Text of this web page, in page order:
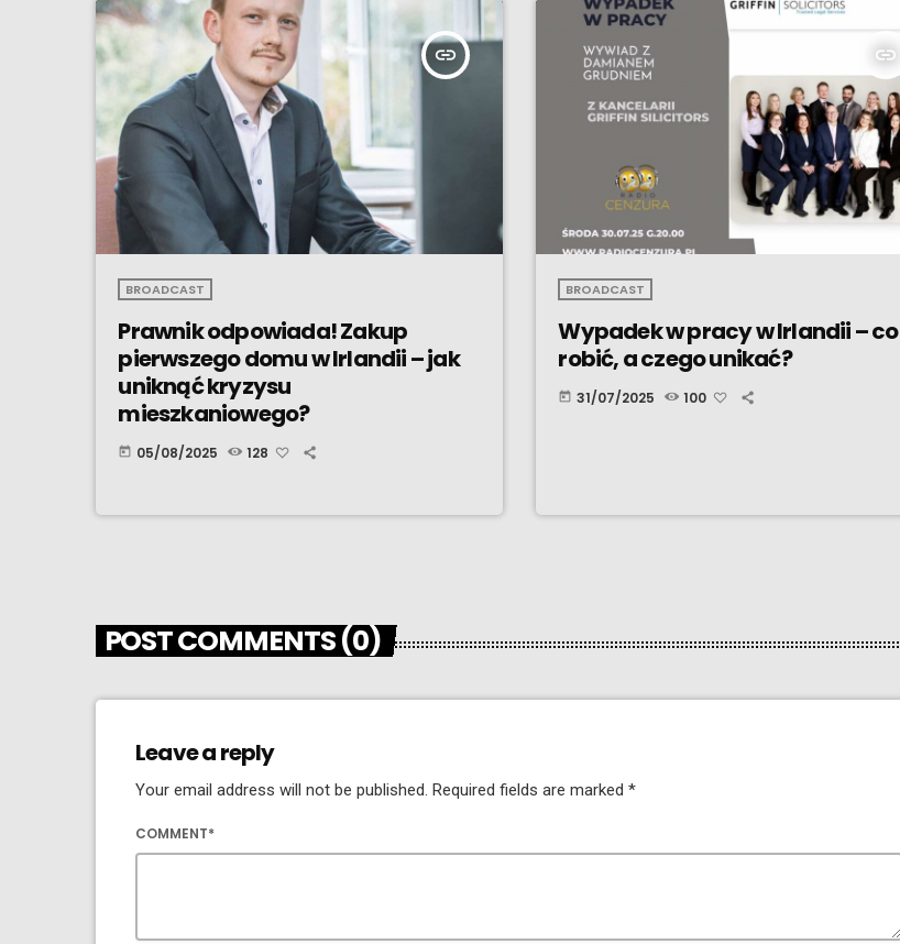
insert_link
BROADCAST
Prawnik odpowiada! Zakup
pierwszego domu w Irlandii – jak
uniknąć kryzysu
mieszkaniowego?
today 05/08/2025 128
insert_link
BROADCAST
Wypadek w pracy w Irlandii – co
robić, a czego unikać?
today 31/07/2025 100
POST COMMENTS (0)
Leave a reply
Your email address will not be published. Required fields are marked *
COMMENT*